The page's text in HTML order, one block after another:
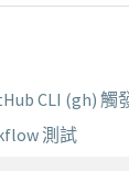
CLI (gh) 觸
測試